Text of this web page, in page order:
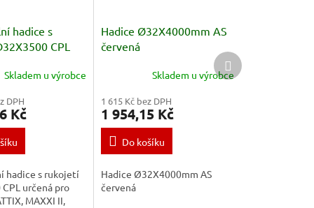
hadice s
CPL
Skladem u výrobce
DPH
Kč
hadice s rukojetí
určená pro
MAXXI II,
Hadice Ø32X4000mm AS
červená
Skladem u výrobce
1 615 Kč bez DPH
1 954,15 Kč
Do košíku
Hadice Ø32X4000mm AS
červená
Další
produkt